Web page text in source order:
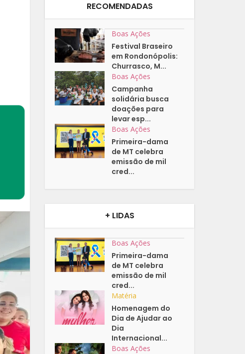
RECOMENDADAS
Boas Ações
Festival Braseiro
em Rondonópolis:
Churrasco, M...
Boas Ações
Campanha
solidária busca
doações para
levar esp...
Boas Ações
Primeira-dama
de MT celebra
emissão de mil
cred...
+ LIDAS
Boas Ações
Primeira-dama
de MT celebra
emissão de mil
cred...
Matéria
Homenagem do
Dia de Ajudar ao
Dia
Internacional...
Boas Ações